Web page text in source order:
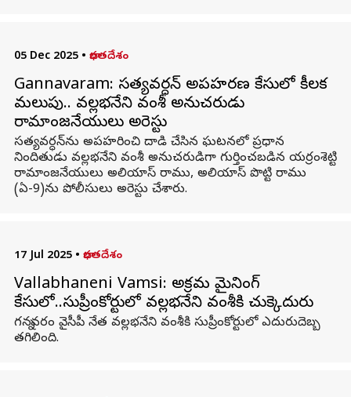
05 Dec 2025 • భారతదేశం
Gannavaram: సత్యవర్ధన్‌ అపహరణ కేసులో కీలక
మలుపు.. వల్లభనేని వంశీ అనుచరుడు
రామాంజనేయులు అరెస్టు
సత్యవర్ధన్‌ను అపహరించి దాడి చేసిన ఘటనలో ప్రధాన
నిందితుడు వల్లభనేని వంశీ అనుచరుడిగా గుర్తించబడిన యర్రంశెట్టి
రామాంజనేయులు అలియాస్‌ రాము, అలియాస్‌ పొట్టి రాము
(ఏ-9)ను పోలీసులు అరెస్టు చేశారు.
17 Jul 2025 • భారతదేశం
Vallabhaneni Vamsi: అక్రమ మైనింగ్‌
కేసులో..సుప్రీంకోర్టులో వల్లభనేని వంశీకి చుక్కెదురు
గన్నవరం వైసీపీ నేత వల్లభనేని వంశీకి సుప్రీంకోర్టులో ఎదురుదెబ్బ
తగిలింది.